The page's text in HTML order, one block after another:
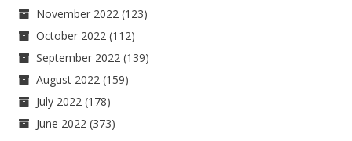
November 2022 (123)
October 2022 (112)
September 2022 (139)
August 2022 (159)
July 2022 (178)
June 2022 (373)